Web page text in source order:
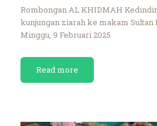
Rombongan AL KHIDMAH
kunjungan ziarah ke makam Sultan
Minggu, 9 Februari 2025
Read more